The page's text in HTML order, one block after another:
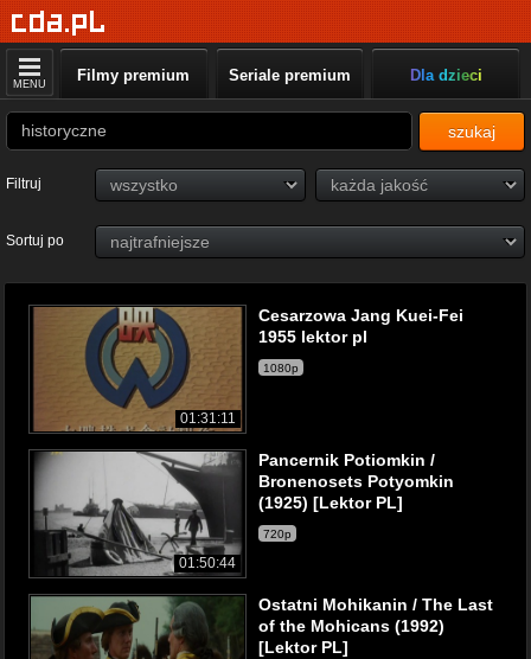
MENU Filmy premium Seriale premium Dla dzieci
szukaj
Filtruj
Sortuj po
01:31:11
Cesarzowa Jang Kuei-Fei
1955 lektor pl
1080p
01:50:44
Pancernik Potiomkin /
Bronenosets Potyomkin
(1925) [Lektor PL]
720p
Ostatni Mohikanin / The Last
of the Mohicans (1992)
[Lektor PL]